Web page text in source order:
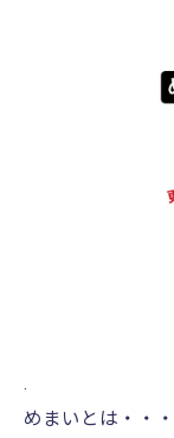
.
めまいとは・・・